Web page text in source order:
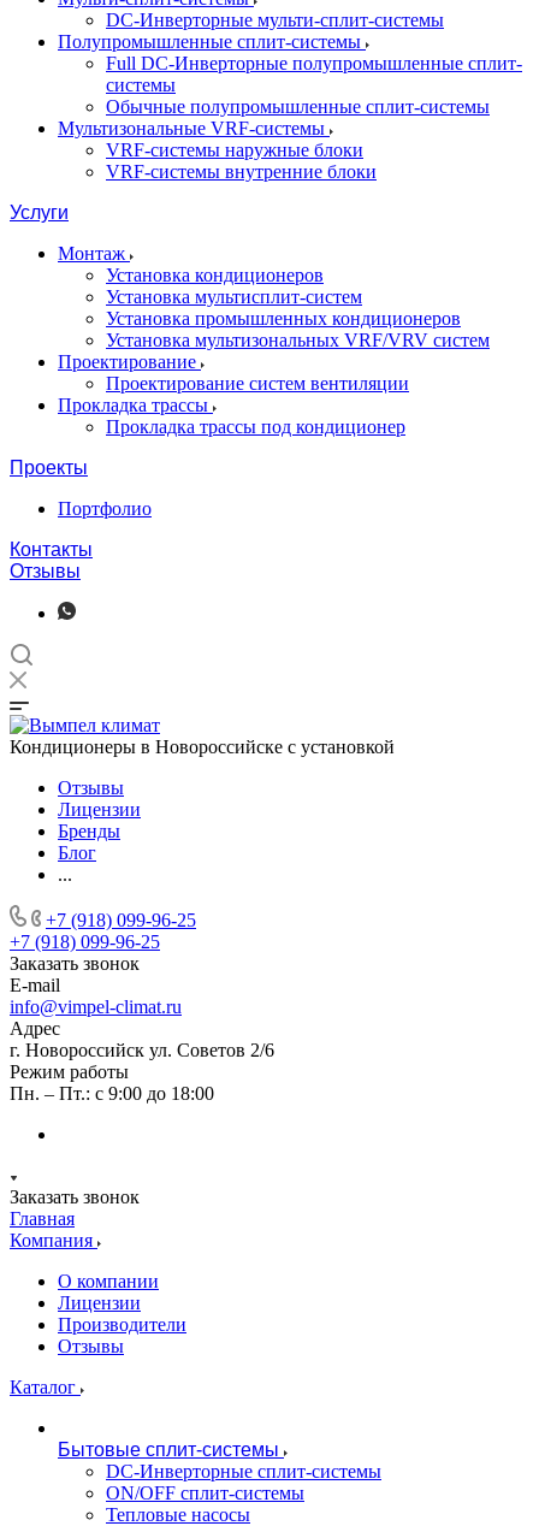
DC-Инверторные мульти-сплит-системы
Полупромышленные сплит-системы
Full DC-Инверторные полупромышленные сплит-
системы
Обычные полупромышленные сплит-системы
Мультизональные VRF-системы
VRF-системы наружные блоки
VRF-системы внутренние блоки
Услуги
Монтаж
Установка кондиционеров
Установка мультисплит-систем
Установка промышленных кондиционеров
Установка мультизональных VRF/VRV систем
Проектирование
Проектирование систем вентиляции
Прокладка трассы
Прокладка трассы под кондиционер
Проекты
Портфолио
Контакты
Отзывы
Кондиционеры в Новороссийске с установкой
Отзывы
Лицензии
Бренды
Блог
...
+7 (918) 099-96-25
+7 (918) 099-96-25
Заказать звонок
E-mail
info@vimpel-climat.ru
Адрес
г. Новороссийск ул. Советов 2/6
Режим работы
Пн. – Пт.: с 9:00 до 18:00
Заказать звонок
Главная
Компания
О компании
Лицензии
Производители
Отзывы
Каталог
Бытовые сплит-системы
DC-Инверторные сплит-системы
ON/OFF сплит-системы
Тепловые насосы